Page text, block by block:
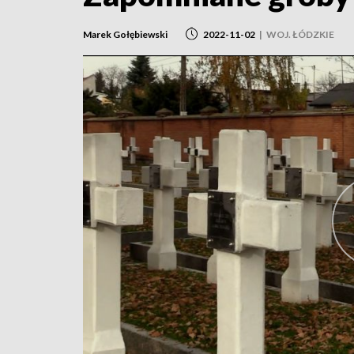
Marek Gołębiewski 2022-11-02 | WOJ. ŁÓDZKIE